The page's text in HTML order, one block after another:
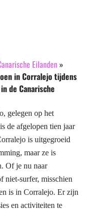
Eilanden »
in Corralejo tijdens
de Canarische
gelegen op het
de afgelopen tien jaar
is uitgegroeid
maar ze is
Of je nu naar
niet-surfer, misschien
is in Corralejo. Er zijn
en activiteiten te